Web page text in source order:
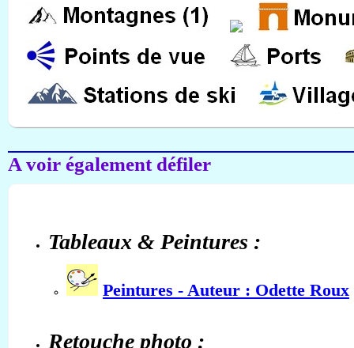
A voir également défiler
Tableaux & Peintures :
Peintures - Auteur : Odette Roux
Retouche photo :